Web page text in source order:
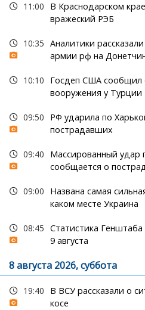
11:00
В Краснодарском
вражеский РЭБ
10:35 Аналитики
армии рф на
10:10
Госдеп США сообщил
вооружения у Турции
09:50
РФ ударила по
пострадавших
09:40
Массированный удар
сообщается о
09:00
Названа самая
каком месте Украина
08:45 Статистика
9 августа
8 августа 2026, суббота
19:40
В ВСУ рассказали о
косе